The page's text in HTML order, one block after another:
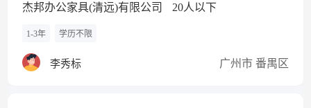
杰邦办公家具(清远)有限公司 20人以下
1-3年 学历不限
李秀标 广州市 番禺区